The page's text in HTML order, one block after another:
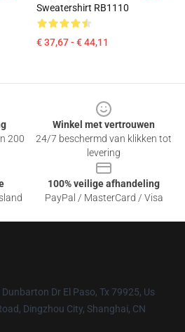
Sweatershirt RB1110
€ 37,67 - € 44,11
200
Winkel met vertrouwen
24/7 beschermd van klikken tot
levering
100% veilige afhandeling
PayPal / MasterCard / Visa
Dr El Paso, Tx 79925, Us
Dingzhou City, Shanghai, CN